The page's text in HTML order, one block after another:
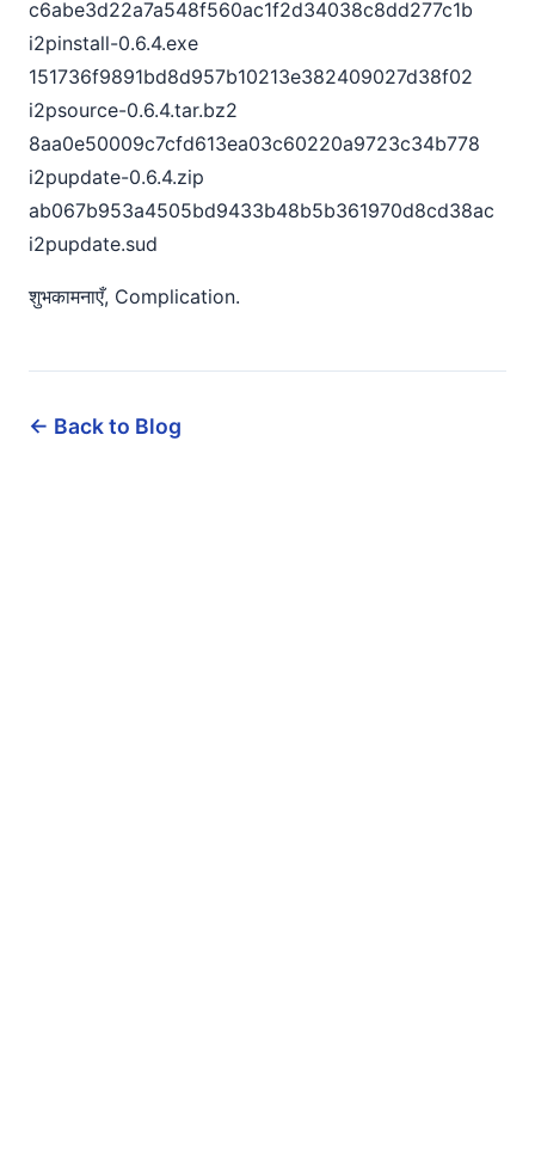
c6abe3d22a7a548f560ac1f2d34038c8dd277c1b
i2pinstall-0.6.4.exe
151736f9891bd8d957b10213e382409027d38f02
i2psource-0.6.4.tar.bz2
8aa0e50009c7cfd613ea03c60220a9723c34b778
i2pupdate-0.6.4.zip
ab067b953a4505bd9433b48b5b361970d8cd38ac
i2pupdate.sud
शुभकामनाएँ, Complication.
← Back to Blog